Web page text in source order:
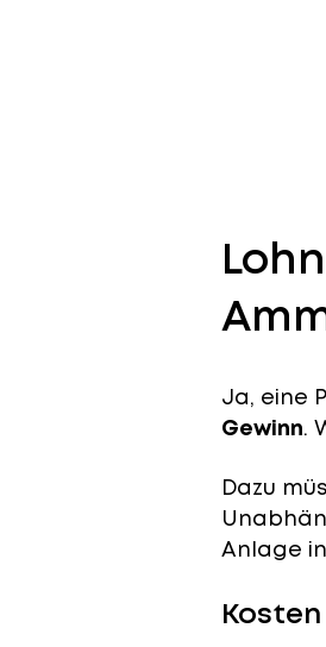
Ja, eine
Gewinn.
Dazu
Anlage